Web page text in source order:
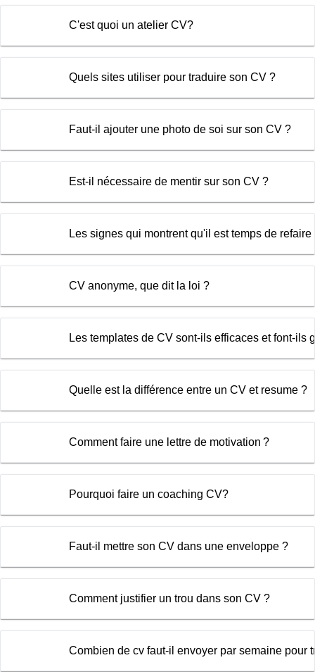
C'est quoi un atelier CV?
Quels sites utiliser pour traduire son CV ?
Faut-il ajouter une photo de soi sur son CV ?
Est-il nécessaire de mentir sur son CV ?
Les signes qui montrent qu'il est temps de refaire
CV anonyme, que dit la loi ?
Les templates de CV sont-ils efficaces et font-ils
Quelle est la différence entre un CV et resume ?
Comment faire une lettre de motivation ?
Pourquoi faire un coaching CV?
Faut-il mettre son CV dans une enveloppe ?
Comment justifier un trou dans son CV ?
Combien de cv faut-il envoyer par semaine pour